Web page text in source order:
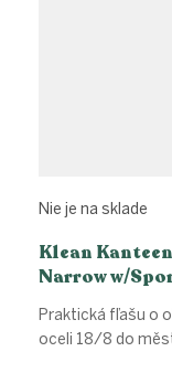
Klean
Narrow w/
Nie je na sklade
Praktická fľašu o
oceli 18/8 do